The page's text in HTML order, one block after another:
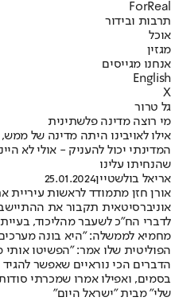
ForReal
תרבות ובידור
אוכל
מגזין
אנחנו מגייסים
English
X
גל טרור
מי רוצה מדינה פלשתינית
אילו לאויבינו היתה מדינה של
המדינתי יכול להעניק - אולי לא
שהנחיתו עלינו
אריאל בולשטיין25.01.2024
אורן חזן מתמודד לראשות עיריית
אוניברסיטאית תקבור את
לדברי הח"כ לשעבר מהליכוד,
מחמיא לממשלה: "היא בונה
הפוליטית שלו אמר: "הפשיטו אותי
הדברים הכי נוראיים שאפשר
בסמים, ואפילו אמרו שמכרתי
שלי" מבית "ישראל היום"